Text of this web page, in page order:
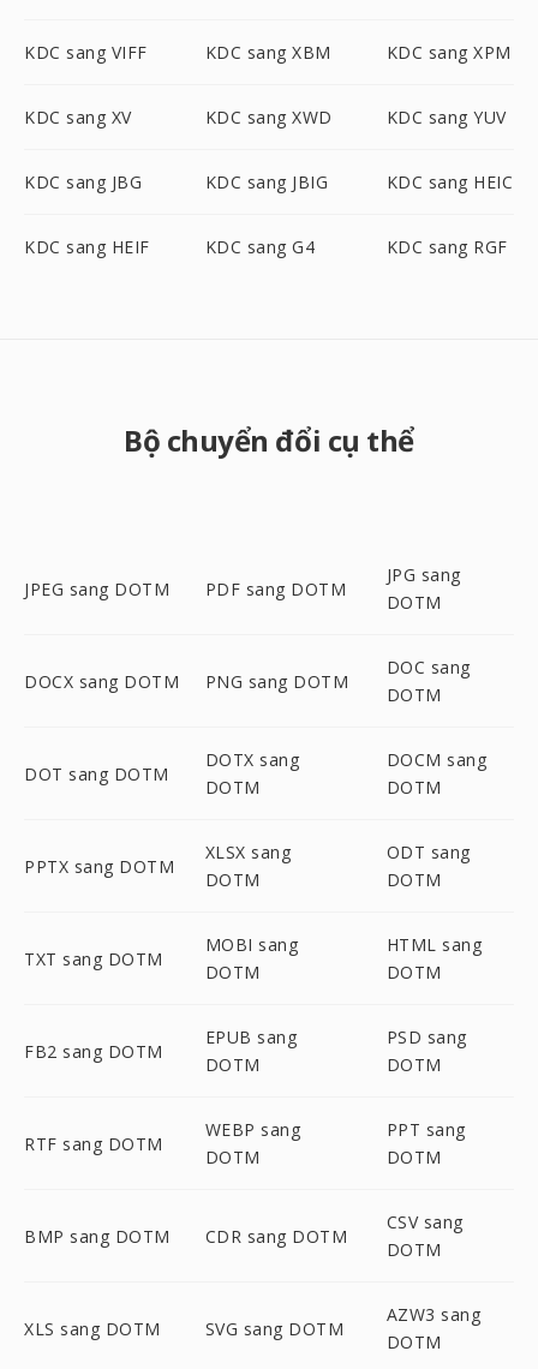
KDC sang VIFF KDC sang XBM KDC sang XPM
KDC sang XV KDC sang XWD KDC sang YUV
KDC sang JBG KDC sang JBIG KDC sang HEIC
KDC sang HEIF KDC sang G4 KDC sang RGF
Bộ chuyển đổi cụ thể
JPEG sang DOTM PDF sang DOTM
JPG sang
DOTM
DOCX sang DOTM PNG sang DOTM
DOC sang
DOTM
DOT sang DOTM
DOTX sang
DOTM
DOCM sang
DOTM
PPTX sang DOTM
XLSX sang
DOTM
ODT sang
DOTM
TXT sang DOTM
MOBI sang
DOTM
HTML sang
DOTM
FB2 sang DOTM
EPUB sang
DOTM
PSD sang
DOTM
RTF sang DOTM
WEBP sang
DOTM
PPT sang
DOTM
BMP sang DOTM CDR sang DOTM
CSV sang
DOTM
XLS sang DOTM SVG sang DOTM
AZW3 sang
DOTM